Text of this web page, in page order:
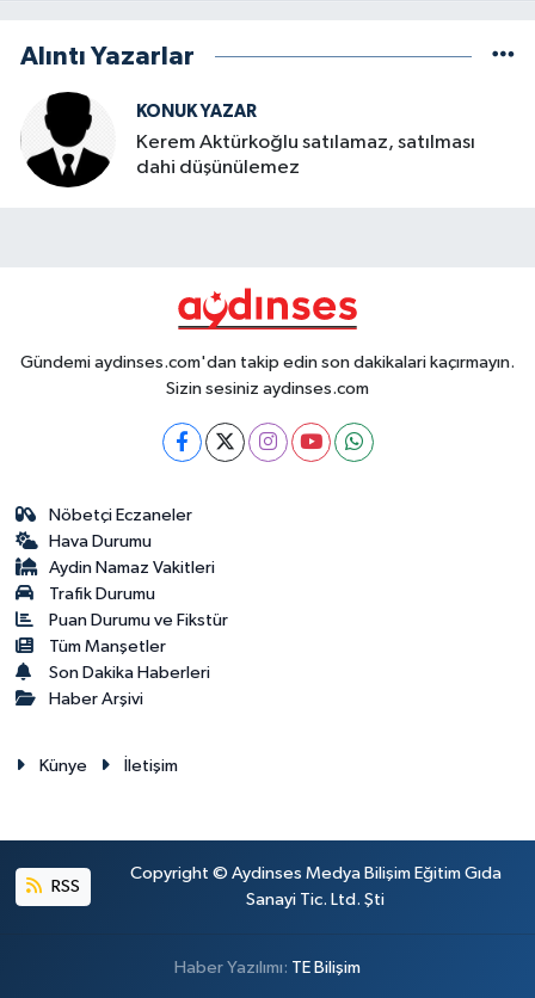
Alıntı Yazarlar
KONUK YAZAR
Kerem Aktürkoğlu satılamaz, satılması
dahi düşünülemez
Gündemi aydinses.com'dan takip edin son dakikalari kaçırmayın.
Sizin sesiniz aydinses.com
Nöbetçi Eczaneler
Hava Durumu
Aydin Namaz Vakitleri
Trafik Durumu
Puan Durumu ve Fikstür
Tüm Manşetler
Son Dakika Haberleri
Haber Arşivi
Künye İletişim
RSS
Copyright © Aydinses Medya Bilişim Eğitim Gıda
Sanayi Tic. Ltd. Şti
Haber Yazılımı: TE Bilişim